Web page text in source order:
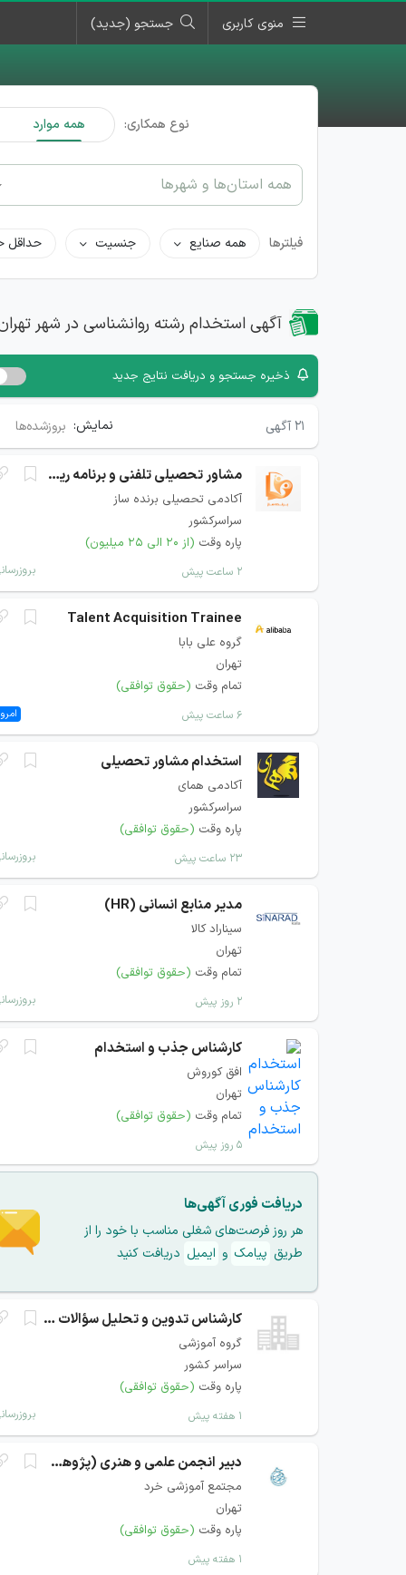
منوی کاربری جستجو (جدید)
نوع همکاری: همه موارد
همه استان‌ها و شهرها
فیلترها همه صنایع جنسیت حداقل
آگهی استخدام رشته روانشناسی در شهر
ذخیره جستجو و دریافت نتایج جدید
۲۱ آگهی نمایش: بروزشده‌ها
مشاور تحصیلی تلفنی و برنامه ریزی
آکادمی تحصیلی برنده ساز
سراسرکشور
پاره وقت (از ۲۰ الی ۲۵ میلیون)
۲ ساعت پیش
Talent Acquisition Trainee
گروه علی بابا
تهران
تمام وقت (حقوق توافقی)
۶ ساعت پیش
استخدام مشاور تحصیلی
آکادمی همای
سراسرکشور
پاره وقت (حقوق توافقی)
۲۳ ساعت پیش
مدیر منابع انسانی (HR)
سیناراد کالا
تهران
تمام وقت (حقوق توافقی)
۲ روز پیش
کارشناس جذب و استخدام
افق کوروش
تهران
تمام وقت (حقوق توافقی)
۵ روز پیش
دریافت فوری آگهی‌ها
هر روز فرصت‌های شغلی مناسب با خود را از
طریق پیامک و ایمیل دریافت کنید
کارشناس تدوین و تحلیل سؤالات دانشگاهی
گروه آموزشی
سراسر کشور
پاره وقت (حقوق توافقی)
۱ هفته پیش
دبیر انجمن علمی و هنری (پژوهش)
مجتمع آموزشی خرد
تهران
پاره وقت (حقوق توافقی)
۱ هفته پیش